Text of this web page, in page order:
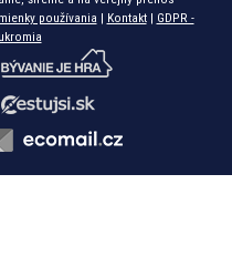
používania | Kontakt| GDPR -